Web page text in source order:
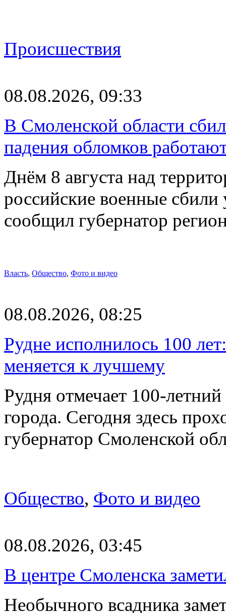
Происшествия
08.08.2026, 09:33
В Смоленской области
падения обломков
Днём 8 августа над
российские военные
сообщил губернатор
Власть, Общество, Фото и видео
08.08.2026, 08:25
Рудне исполнилось 100
меняется к лучшему
Рудня отмечает 100-
города. Сегодня здесь
губернатор Смоленской
Общество, Фото и видео
08.08.2026, 03:45
В центре Смоленска
Необычного всадника